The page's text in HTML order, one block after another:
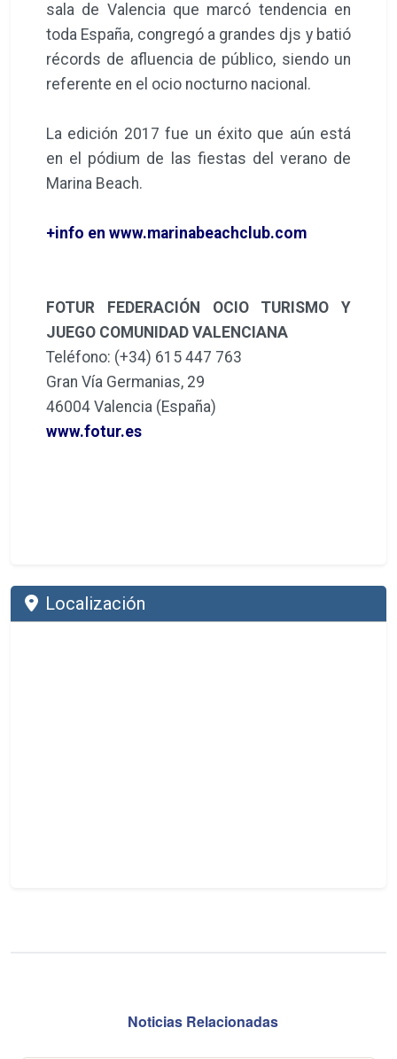
sala de Valencia que marcó tendencia en
toda España, congregó a grandes djs y batió
récords de afluencia de público, siendo un
referente en el ocio nocturno nacional.
La edición 2017 fue un éxito que aún está
en el pódium de las fiestas del verano de
Marina Beach.
+info en www.marinabeachclub.com
FOTUR FEDERACIÓN OCIO TURISMO Y
JUEGO COMUNIDAD VALENCIANA
Teléfono: (+34) 615 447 763
Gran Vía Germanias, 29
46004 Valencia (España)
www.fotur.es
Localización
Noticias Relacionadas